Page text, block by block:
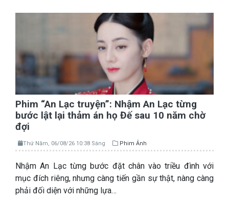
Phim “An Lạc truyện”: Nhậm An Lạc từng
bước lật lại thảm án họ Đế sau 10 năm chờ
đợi
Thứ Năm, 06/08/26 10:38 Sáng Phim Ảnh
Nhậm An Lạc từng bước đặt chân vào triều đình với
mục đích riêng, nhưng càng tiến gần sự thật, nàng càng
phải đối diện với những lựa…